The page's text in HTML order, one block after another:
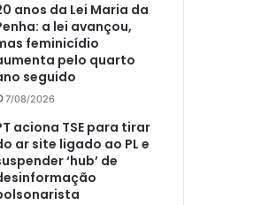
anos da Lei Maria da
a lei avançou,
feminicídio
pelo quarto
seguido
7/08/2026
aciona TSE para tirar
ar site ligado ao PL e
‘hub’ de